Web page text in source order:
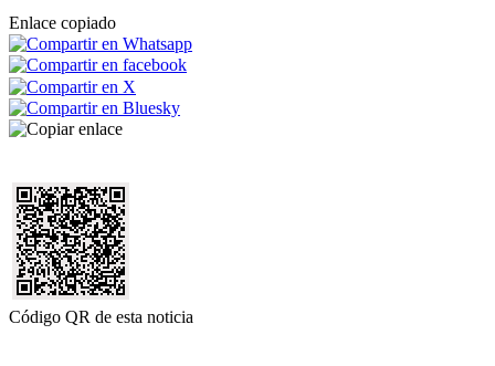
Enlace copiado
Código QR de esta noticia